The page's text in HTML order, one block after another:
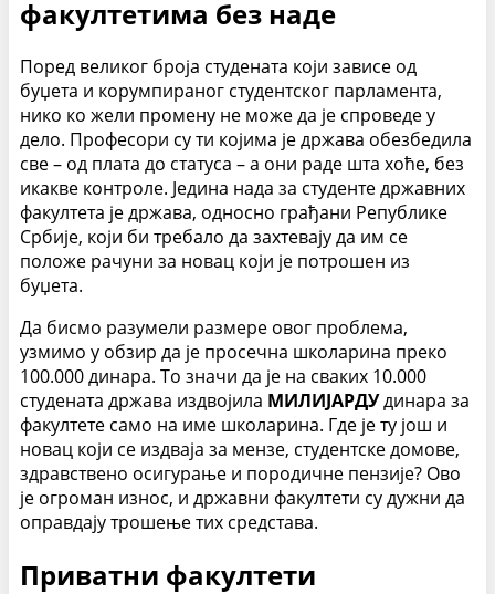
факултетима без наде
Поред великог броја студената који зависе од
буџета и корумпираног студентског парламента,
нико ко жели промену не може да је спроведе у
дело. Професори су ти којима је држава обезбедила
све – од плата до статуса – а они раде шта хоће, без
икакве контроле. Једина нада за студенте државних
факултета је држава, односно грађани Републике
Србије, који би требало да захтевају да им се
положе рачуни за новац који је потрошен из
буџета.
Да бисмо разумели размере овог проблема,
узмимо у обзир да је просечна школарина преко
100.000 динара. То значи да је на сваких 10.000
студената држава издвојила МИЛИЈАРДУдинара за
факултете само на име школарина. Где је ту још и
новац који се издваја за мензе, студентске домове,
здравствено осигурање и породичне пензије? Ово
је огроман износ, и државни факултети су дужни да
оправдају трошење тих средстава.
Приватни факултети